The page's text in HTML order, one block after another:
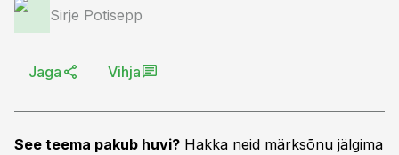
Sirje Potisepp
Jaga Vihja
See teema pakub huvi? Hakka neid märksõnu jälgima